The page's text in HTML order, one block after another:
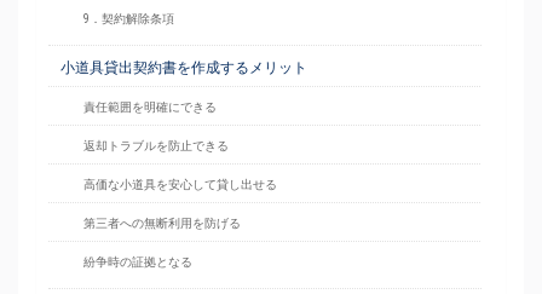
9．契約解除条項
小道具貸出契約書を作成するメリット
責任範囲を明確にできる
返却トラブルを防止できる
高価な小道具を安心して貸し出せる
第三者への無断利用を防げる
紛争時の証拠となる